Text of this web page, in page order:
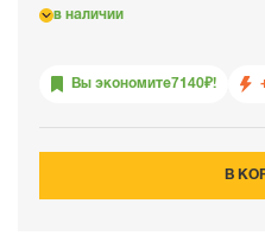
в наличии
Вы экономите7140₽!
В